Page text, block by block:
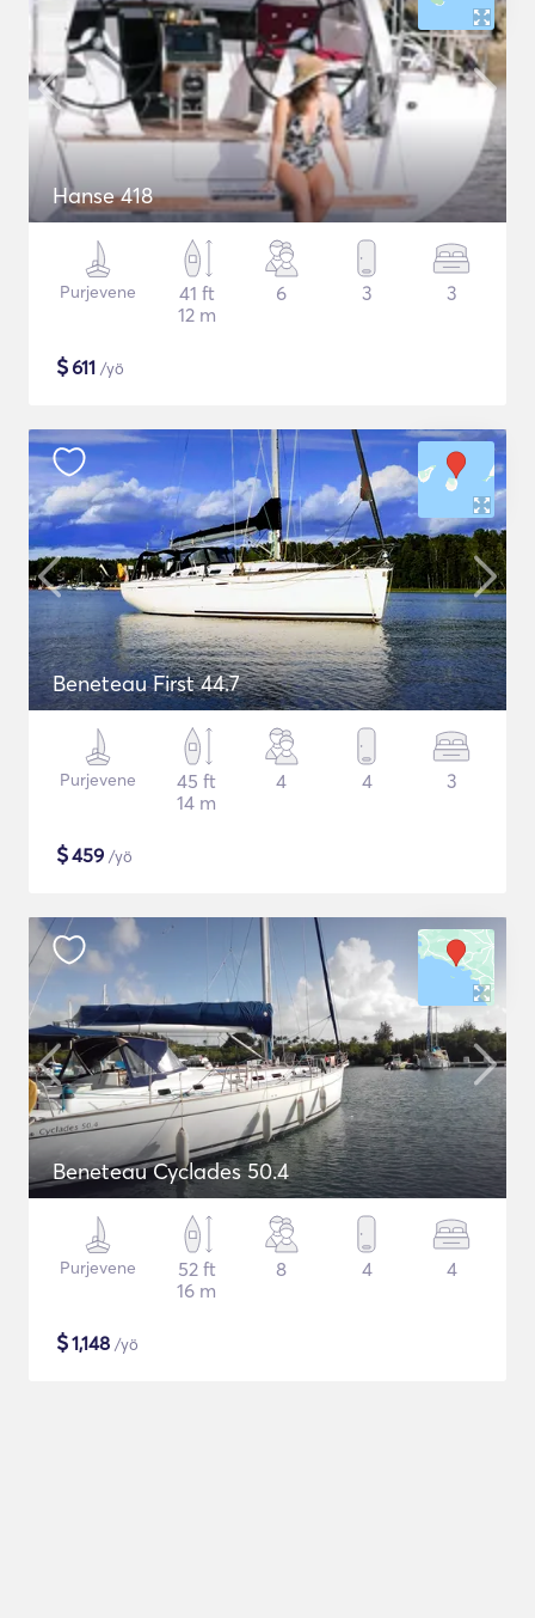
Hanse 418
Purjevene
41 ft
12 m
6 3 3
$611 /yö
Beneteau First 44.7
Purjevene
45 ft
14 m
4 4 3
$459 /yö
Beneteau Cyclades 50.4
Purjevene
52 ft
16 m
8 4 4
$1,148 /yö